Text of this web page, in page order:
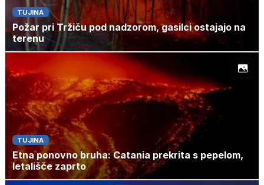
TUJINA
Požar pri Tržiču pod nadzorom, gasilci ostajajo na
terenu
TUJINA
Etna ponovno bruha: Catania prekrita s pepelom,
letališče zaprto